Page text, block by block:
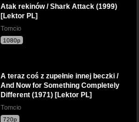
Atak rekinów / Shark Attack (1999)
[Lektor PL]
Tomcio
1080p
A teraz coś z zupełnie innej beczki /
And Now for Something Completely
Different (1971) [Lektor PL]
Tomcio
720p